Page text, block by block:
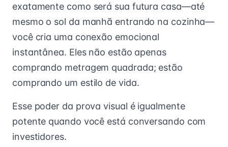
exatamente como será sua futura casa—até
mesmo o sol da manhã entrando na cozinha—
você cria uma conexão emocional
instantânea. Eles não estão apenas
comprando metragem quadrada; estão
comprando um estilo de vida.
Esse poder da prova visual é igualmente
potente quando você está conversando com
investidores.